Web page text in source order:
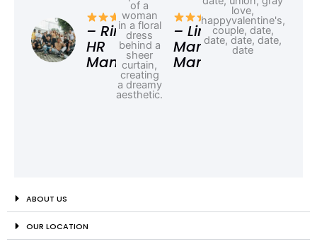
– Rina,
HR
Manager
– Linda,
Marketing
Manager
ABOUT US
OUR LOCATION